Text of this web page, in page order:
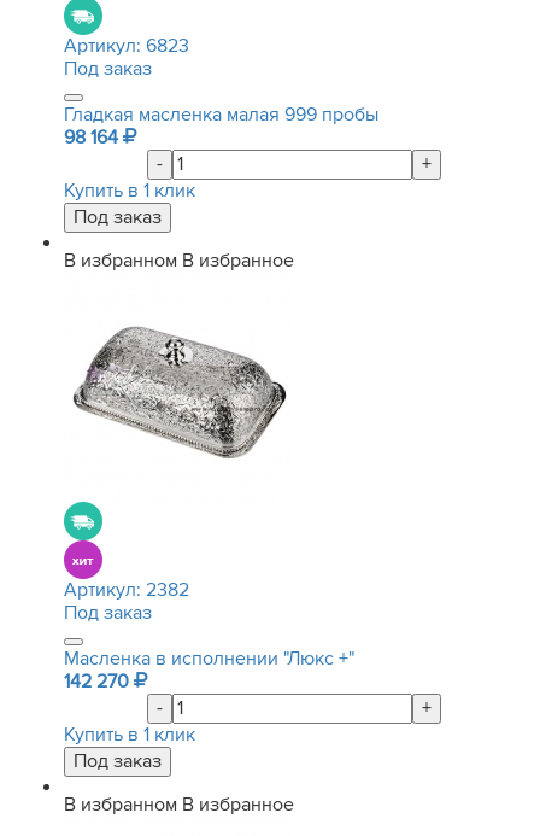
Артикул: 6823
Под заказ
Гладкая масленка малая 999 пробы
98 164
-
+
Купить в 1 клик
В избранном В избранное
Артикул: 2382
Под заказ
Масленка в исполнении "Люкс +"
142 270
-
+
Купить в 1 клик
В избранном В избранное